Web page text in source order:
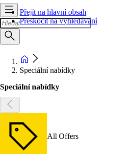
Přejít na hlavní obsah
Přeskočit na vyhledávání
Speciální nabídky
Speciální nabídky
All Offers